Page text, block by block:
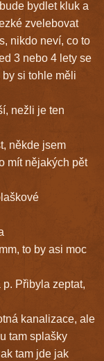
bydlet kluk a
zvelebovat
nikdo neví, co to
3 nebo 4 lety se
si tohle měli
nežli je ten
někde jsem
mít nějakých pět
to by asi moc
Přibyla zeptat,
kanalizace, ale
tam splašky
tam jde jak